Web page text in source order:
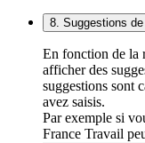
8. Suggestions
En fonction de la
afficher des
suggestions sont
avez saisis.
Par exemple si
France Travail